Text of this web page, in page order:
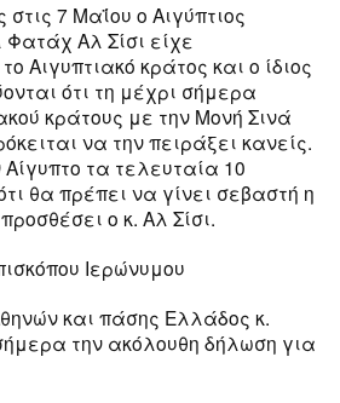
7 Μαΐου ο Αιγύπτιος
Αλ Σίσι είχε
Αιγυπτιακό κράτος και ο ίδιος
ότι τη μέχρι σήμερα
κράτους με την Μονή Σινά
να την πειράξει κανείς.
τα τελευταία 10
θα πρέπει να γίνει σεβαστή η
ο κ. Αλ Σίσι.
Ιερώνυμου
και πάσης Ελλάδος κ.
την ακόλουθη δήλωση για